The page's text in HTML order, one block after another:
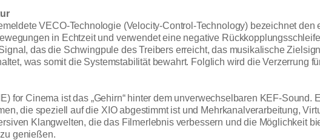
VECO-Technologie (Velocity-Control-Technology) bezeichnet
in Echtzeit und verwendet eine negative
das die Schwingpule des Treibers erreicht, das musikalische
was somit die Systemstabilität bewahrt. Folglich wird die Verzerrung
for Cinema ist das „Gehirn“ hinter dem unverwechselbaren KEF-
die speziell auf die XIO abgestimmt ist und Mehrkanalverarbeitung,
Klangwelten, die das Filmerlebnis verbessern und die Möglichkeit
genießen.